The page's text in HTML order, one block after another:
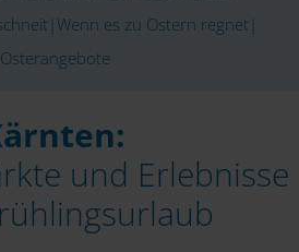
Wenn es zu Ostern regnet
Osterangebote
und Erlebnisse